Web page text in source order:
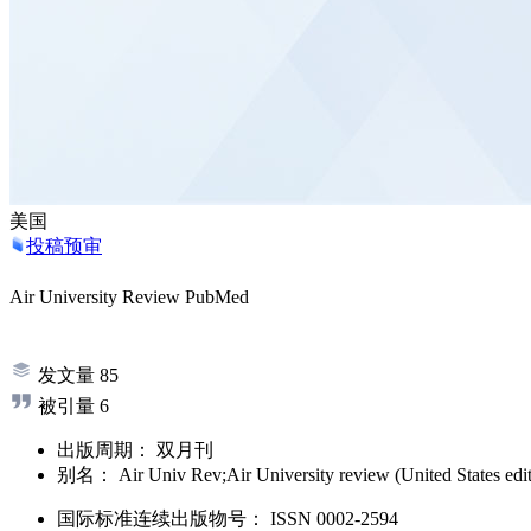
美国
投稿预审
Air University Review PubMed
发文量 85
被引量 6
出版周期：
双月刊
别名：
Air Univ Rev;Air University review (United States
国际标准连续出版物号 ： ISSN 0002-2594